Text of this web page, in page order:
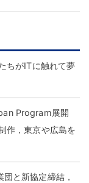
ちがITに触れて夢
Program展開
作，東京や広島を
と新協定締結，